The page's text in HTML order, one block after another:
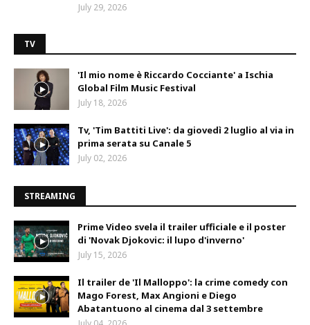
July 29, 2026
TV
'Il mio nome è Riccardo Cocciante' a Ischia
Global Film Music Festival
July 18, 2026
Tv, 'Tim Battiti Live': da giovedì 2 luglio al via in
prima serata su Canale 5
July 02, 2026
STREAMING
Prime Video svela il trailer ufficiale e il poster
di 'Novak Djokovic: il lupo d'inverno'
July 15, 2026
Il trailer de 'Il Malloppo': la crime comedy con
Mago Forest, Max Angioni e Diego
Abatantuono al cinema dal 3 settembre